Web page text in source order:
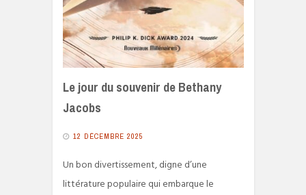
Le jour du souvenir de Bethany
Jacobs
12 DÉCEMBRE 2025
Un bon divertissement, digne d’une
littérature populaire qui embarque le